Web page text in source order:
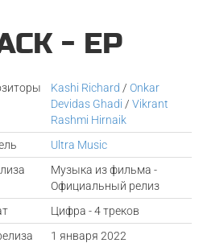
- EP
Kashi Richard /Onkar
Devidas Ghadi /Vikrant
Rashmi Hirnaik
Ultra Music
Музыка из фильма -
Официальный релиз
Цифра - 4 треков
1 января 2022